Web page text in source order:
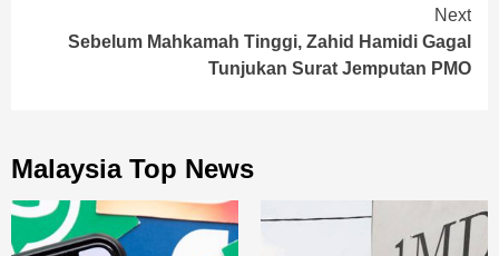
Next
Sebelum Mahkamah Tinggi, Zahid Hamidi Gagal
Tunjukan Surat Jemputan PMO
Malaysia Top News